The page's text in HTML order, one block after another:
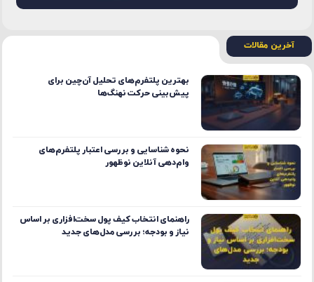
آخرین مقالات
بهترین پلتفرم‌های تحلیل آن‌چین برای
پیش‌بینی حرکت نهنگ‌ها
نحوه شناسایی و بررسی اعتبار پلتفرم‌های
وام‌دهی آنلاین نوظهور
راهنمای انتخاب کیف پول سخت‌افزاری بر اساس
نیاز و بودجه؛ بررسی مدل‌های جدید